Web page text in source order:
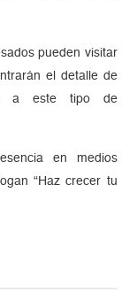
pueden visitar
el detalle de
a este tipo de
en medios
“Haz crecer tu